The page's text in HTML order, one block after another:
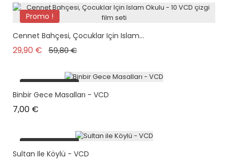
Promo !
plus en stock
Cennet Bahçesi, Çocuklar Için Islam...
29,90 € Prix de base
59,80 €Prix
plus en stock
Binbir Gece Masalları - VCD
7,00 €
plus en stock
Sultan Ile Köylü - VCD